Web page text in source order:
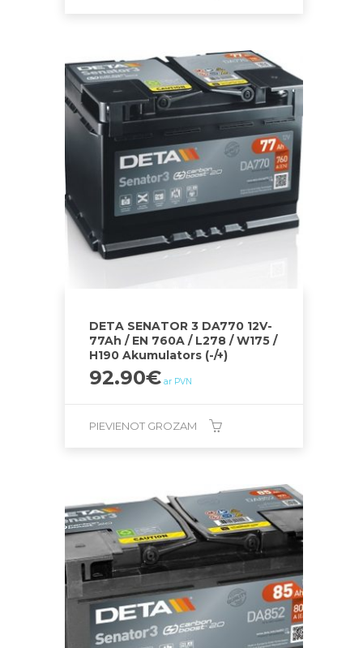
DETA SENATOR 3 DA770 12V-
77Ah / EN 760A / L278 / W175 /
H190 Akumulators (-/+)
92.90€ ar PVN
PIEVIENOT GROZAM